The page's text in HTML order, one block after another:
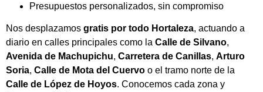
Presupuestos personalizados, sin compromiso
Nos desplazamos gratis por todo Hortaleza, actuando a
diario en calles principales como la Calle de Silvano,
Avenida de Machupichu, Carretera de Canillas, Arturo
Soria, Calle de Mota del Cuervo o el tramo norte de la
Calle de López de Hoyos. Conocemos cada zona y